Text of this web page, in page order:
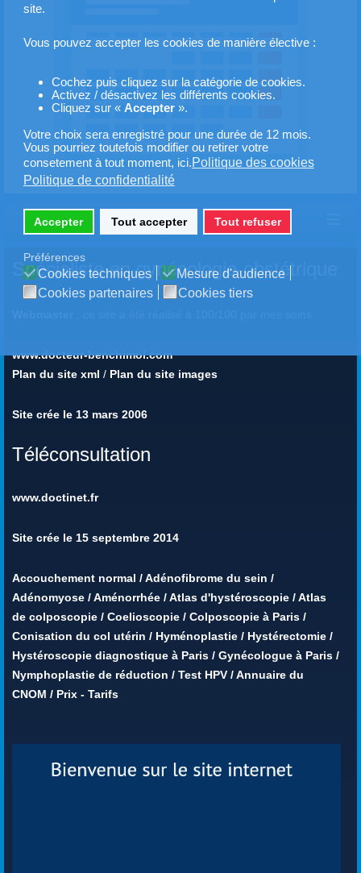
site.
Vous pouvez accepter les cookies de manière élective :
Cochez puis cliquez sur la catégorie de cookies.
Activez / désactivez les différents cookies.
Cliquez sur « Accepter».
Votre choix sera enregistré pour une durée de 12 mois.
Vous pourriez toutefois modifier ou retirer votre
consetement à tout moment, ici.Politique des cookies
Politique de confidentialité
Accepter Tout accepter Tout refuser
Préférences
Cookies techniques
Mesure d'audience
Cookies partenaires
Cookies tiers
Spécialiste en gynécologie-obstétrique
www.docteur-benchimol.com
Plan du site xml / Plan du site images
Site crée le 13 mars 2006
Téléconsultation
www.doctinet.fr
Site crée le 15 septembre 2014
Accouchement normal /Adénofibrome du sein /
Adénomyose /Aménorrhée /Atlas d'hystéroscopie /Atlas
de colposcopie / Coelioscopie / Colposcopie à Paris /
Conisation du col utérin / Hyménoplastie / Hystérectomie /
Hystéroscopie diagnostique à Paris / Gynécologue à Paris /
Nymphoplastie de réduction / Test HPV /Annuaire du
CNOM / Prix - Tarifs